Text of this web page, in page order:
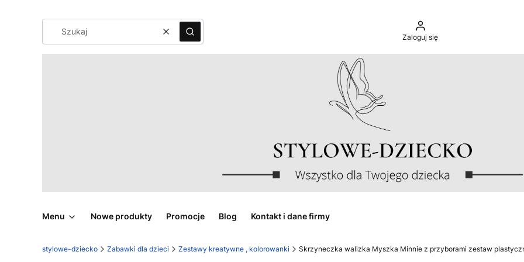
WyczyśćSzukaj Zaloguj się
Menu Nowe produkty Promocje Blog Kontakt i dane firmy
stylowe-dziecko Zabawki dla dzieci Zestawy kreatywne , kolorowanki Skrzyneczka walizka Myszka Minnie z przyborami zestaw